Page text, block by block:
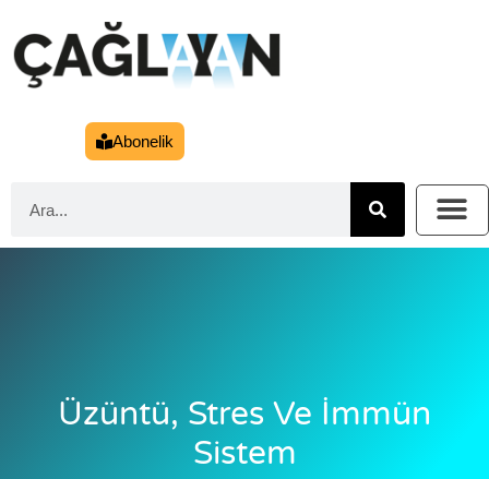
Abonelik
Üzüntü, Stres Ve İmmün
Sistem